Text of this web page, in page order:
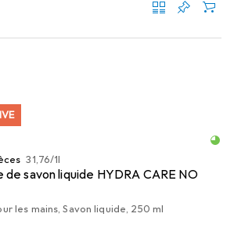
EUR
31,76/1l
de savon liquide HYDRA CARE NO
les mains, Savon liquide, 250 ml